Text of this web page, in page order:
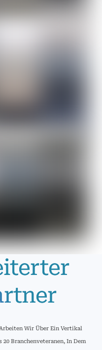
Wir Über Ein Vertikal
Branchenveteranen, In Dem